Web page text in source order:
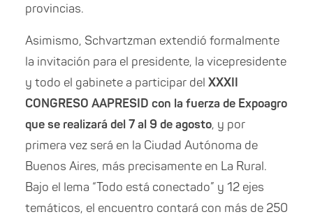
provincias.
Asimismo, Schvartzman extendió formalmente
la invitación para el presidente, la vicepresidente
y todo el gabinete a participar del XXXII
CONGRESO AAPRESID con la fuerza de Expoagro
que se realizará del 7 al 9 de agosto, y por
primera vez será en la Ciudad Autónoma de
Buenos Aires, más precisamente en La Rural.
Bajo el lema “Todo está conectado” y 12 ejes
temáticos, el encuentro contará con más de 250